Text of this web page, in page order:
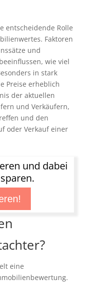
entscheidende Rolle
Faktoren
und
wie viel
in stark
Preise erheblich
der aktuellen
und Verkäufern,
und den
oder Verkauf einer
und dabei
eine